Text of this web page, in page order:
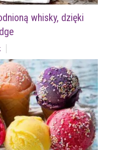
whisky, dzięki